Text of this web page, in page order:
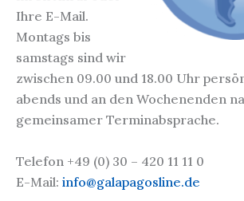
Ihre E-Mail.
Montags bis
samstags sind wir
zwischen 09.00 und 18.00 Uhr
abends und an den Wochenenden
gemeinsamer Terminabsprache.
Telefon +49 (0) 30 – 420 11 11 0
E-Mail: info@galapagosline.de